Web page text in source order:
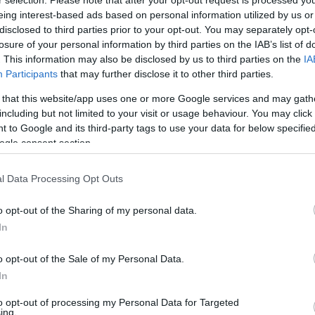
interest-based ads based on personal information utilized by us
to third parties prior to your opt-out. You may separately
of your personal information by third parties on the IAB’s list of
This information may also be disclosed by us to third parties on the
Participants that may further disclose it to other third parties.
that this website/app uses one or more Google services and may
but not limited to your visit or usage behaviour. You may
to Google and its third-party tags to use your data for below
consent section.
Data Processing Opt Outs
opt-out of the Sharing of my personal data.
opt-out of the Sale of my Personal Data.
opt-out of processing my Personal Data for Targeted
Real Valladolid en Comunio: ¿A quién fichar?
diciembre 2022 Por Jesus Gallo |
Real Valladolid es el octavo equipo que más puntos lleva en
blanquivioleta por orden de compra tras las primeras 14
Leer más »
Comunio: los lesionados de la jornada 13
jornada 13 nos dejó varios lesionados y tocados que se